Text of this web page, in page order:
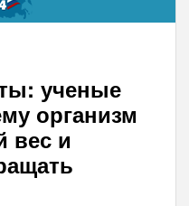
ученые
организм
вес и